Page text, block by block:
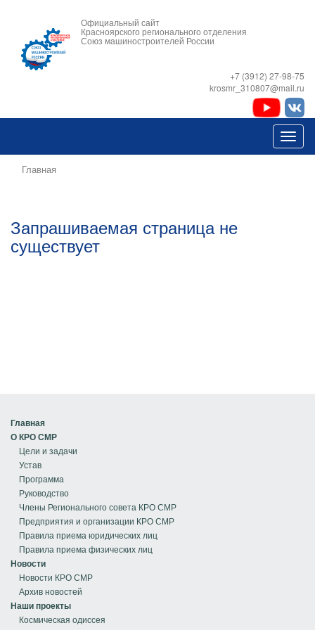
Официальный сайт
Красноярского регионального отделения
Союз машиностроителей России
+7 (3912) 27-98-75
krosmr_310807@mail.ru
Главная
Запрашиваемая страница не
существует
Главная
О КРО СМР
Цели и задачи
Устав
Программа
Руководство
Члены Регионального совета КРО СМР
Предприятия и организации КРО СМР
Правила приема юридических лиц
Правила приема физических лиц
Новости
Новости КРО СМР
Архив новостей
Наши проекты
Космическая одиссея